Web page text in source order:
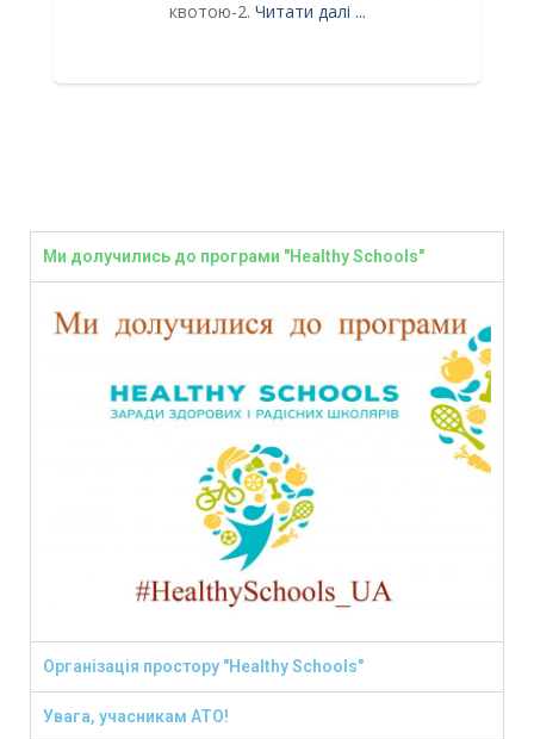
квотою-2. Читати далі ...
Ми долучились до програми "Healthy Schools"
Організація простору "Healthy Schools"
Увага, учасникам АТО!